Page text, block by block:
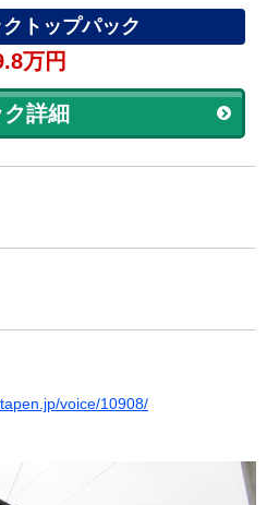
トップパック
万円
詳細
voice/10908/